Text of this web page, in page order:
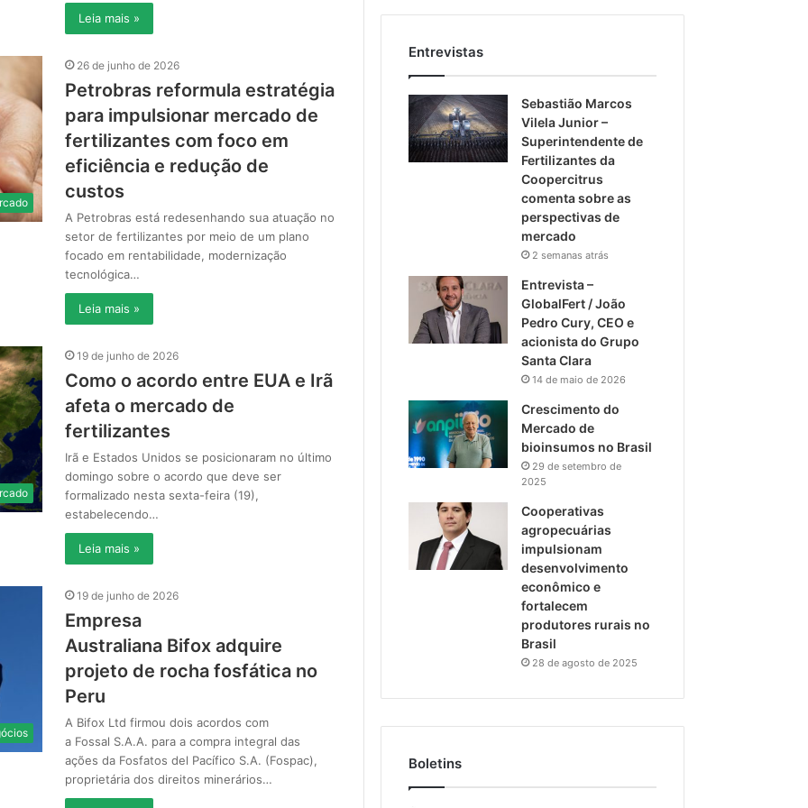
Leia mais »
26 de junho de 2026
Petrobras reformula estratégia
para impulsionar mercado de
fertilizantes com foco em
eficiência e redução de
custos
A Petrobras está redesenhando sua atuação no
setor de fertilizantes por meio de um plano
focado em rentabilidade, modernização
tecnológica…
Leia mais »
19 de junho de 2026
Como o acordo entre EUA e Irã
afeta o mercado de
fertilizantes
Irã e Estados Unidos se posicionaram no último
domingo sobre o acordo que deve ser
formalizado nesta sexta-feira (19),
estabelecendo…
Leia mais »
19 de junho de 2026
Empresa
Australiana Bifox adquire
projeto de rocha fosfática no
Peru
A Bifox Ltd firmou dois acordos com
a Fossal S.A.A. para a compra integral das
ações da Fosfatos del Pacífico S.A. (Fospac),
proprietária dos direitos minerários…
Entrevistas
Sebastião Marcos
Vilela Junior –
Superintendente de
Fertilizantes da
Coopercitrus
comenta sobre as
perspectivas de
mercado
2 semanas atrás
Entrevista –
GlobalFert / João
Pedro Cury, CEO e
acionista do Grupo
Santa Clara
14 de maio de 2026
Crescimento do
Mercado de
bioinsumos no Brasil
29 de setembro de
2025
Cooperativas
agropecuárias
impulsionam
desenvolvimento
econômico e
fortalecem
produtores rurais no
Brasil
28 de agosto de 2025
Boletins